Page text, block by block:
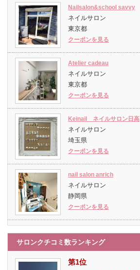
Nailsalon&school savvy
ネイルサロン
東京都
クーポンを見る
Atelier cadeau
ネイルサロン
東京都
クーポンを見る
Keinail ネイルサロン日高
ネイルサロン
埼玉県
クーポンを見る
nail salon anrich
ネイルサロン
静岡県
クーポンを見る
サロンクチコミ数ランキング
第1位